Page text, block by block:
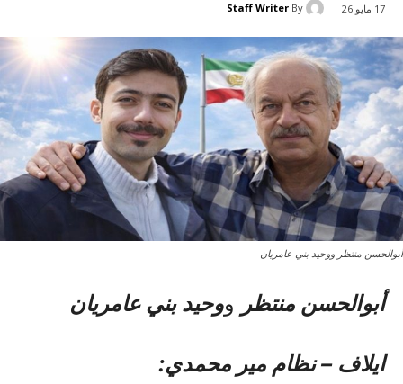
17 مايو 26 By
Staff Writer
أبوالحسن منتظر ووحيد بني عامريان
أبوالحسن منتظر ووحيد بني عامريان
ایلاف – نظام مير محمدي: